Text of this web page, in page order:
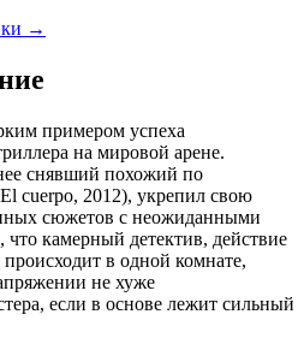
→
примером успеха
на мировой арене.
снявший похожий по
cuerpo, 2012), укрепил свою
сюжетов с неожиданными
что камерный детектив, действие
в одной комнате,
не хуже
если в основе лежит сильный